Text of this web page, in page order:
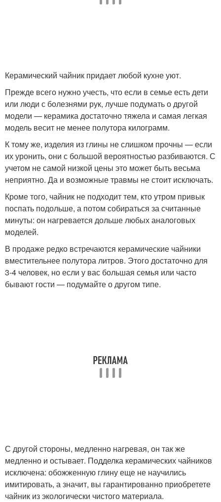
Керамический чайник придает любой кухне уют.
Прежде всего нужно учесть, что если в семье есть дети
или люди с болезнями рук, лучше подумать о другой
модели — керамика достаточно тяжела и самая легкая
модель весит не менее полутора килограмм.
К тому же, изделия из глины не слишком прочны — если
их уронить, они с большой вероятностью разбиваются. С
учетом не самой низкой цены это может быть весьма
неприятно. Да и возможные травмы не стоит исключать.
Кроме того, чайник не подходит тем, кто утром привык
поспать подольше, а потом собираться за считанные
минуты: он нагревается дольше любых аналоговых
моделей.
В продаже редко встречаются керамические чайники
вместительнее полутора литров. Этого достаточно для
3-4 человек, но если у вас большая семья или часто
бывают гости — подумайте о другом типе.
С другой стороны, медленно нагревая, он так же
медленно и остывает. Подделка керамических чайников
исключена: обожженную глину еще не научились
имитировать, а значит, вы гарантированно приобретете
чайник из экологически чистого материала.